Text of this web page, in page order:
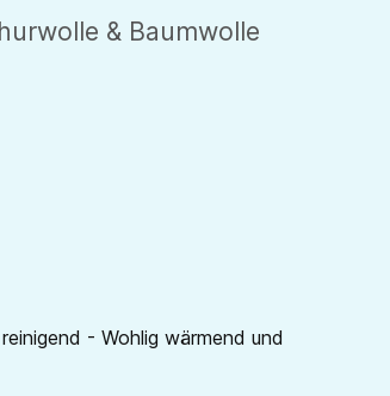
& Baumwolle
- Wohlig wärmend und